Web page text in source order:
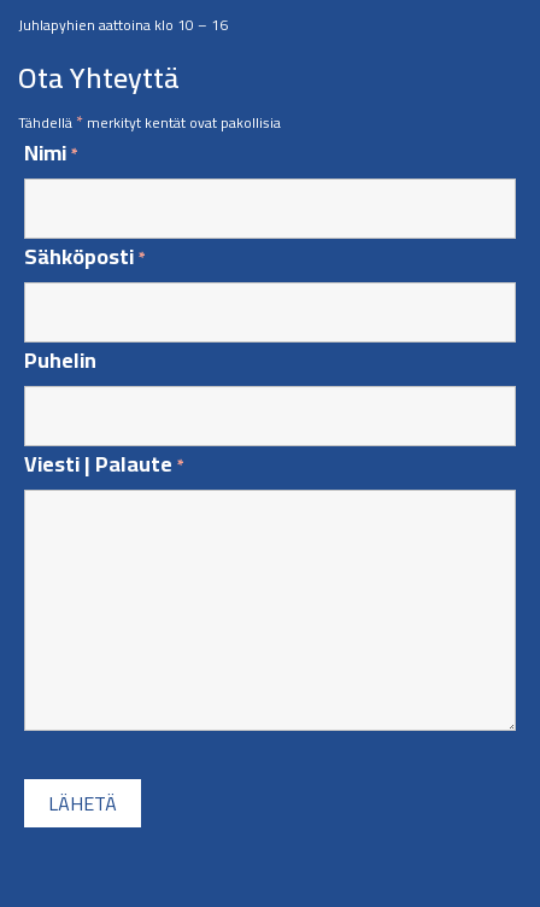
Juhlapyhien aattoina klo 10 – 16
Ota Yhteyttä
Tähdellä*merkityt kentät ovat pakollisia
Nimi*
Sähköposti*
Puhelin
Viesti | Palaute*